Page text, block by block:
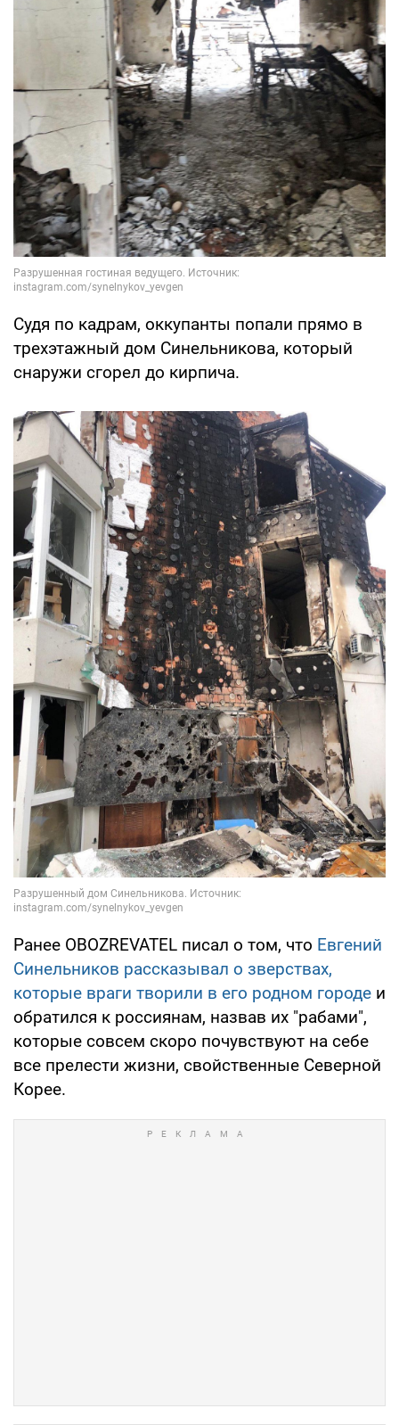
Судя по кадрам, оккупанты попали прямо в
трехэтажный дом Синельникова, который
снаружи сгорел до кирпича.
Ранее OBOZREVATEL писал о том, что Евгений
Синельников рассказывал о зверствах,
которые враги творили в его родном городе и
обратился к россиянам, назвав их "рабами",
которые совсем скоро почувствуют на себе
все прелести жизни, свойственные Северной
Корее.